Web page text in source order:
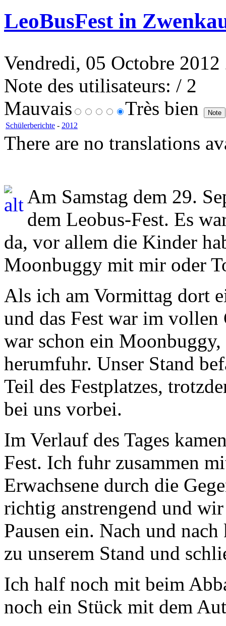
LeoBusFest in
Vendredi, 05 Octobre
Note des utilisateurs: / 2
Mauvais
Très bien
Schülerberichte - 2012
There are no translations
Am Samstag dem 29.
dem Leobus-Fest. Es
da, vor allem die Kinder
Moonbuggy mit mir oder
Als ich am Vormittag dort
und das Fest war im vollen
war schon ein
herumfuhr. Unser Stand
Teil des Festplatzes,
bei uns vorbei.
Im Verlauf des Tages
Fest. Ich fuhr zusammen
Erwachsene durch die
richtig anstrengend und
Pausen ein. Nach und
zu unserem Stand und
Ich half noch mit beim
noch ein Stück mit dem